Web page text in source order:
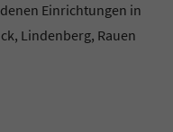
Einrichtungen in
Lindenberg, Rauen